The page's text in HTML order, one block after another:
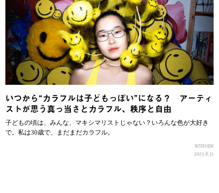
いつから“カラフルは子どもっぽい”になる？ アーティ
ストが思う真っ当さとカラフル、秩序と自由
子どもの頃は、みんな、マキシマリストじゃない？いろんな色が大好き
で。私は30歳で、まだまだカラフル。
INTERVIEW
2023.8.31